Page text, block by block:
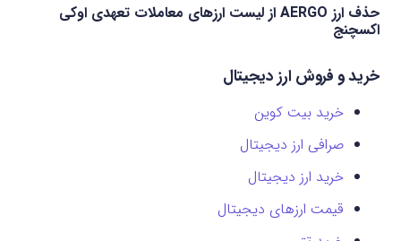
حذف ارز AERGO از لیست ارزهای معاملات تعهدی اوکی
اکسچنج
خرید و فروش ارز دیجیتال
خرید بیت کوین
صرافی ارز دیجیتال
خرید ارز دیجیتال
قیمت ارزهای دیجیتال